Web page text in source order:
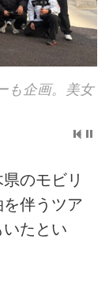
のモビリ
伴うツア
たとい